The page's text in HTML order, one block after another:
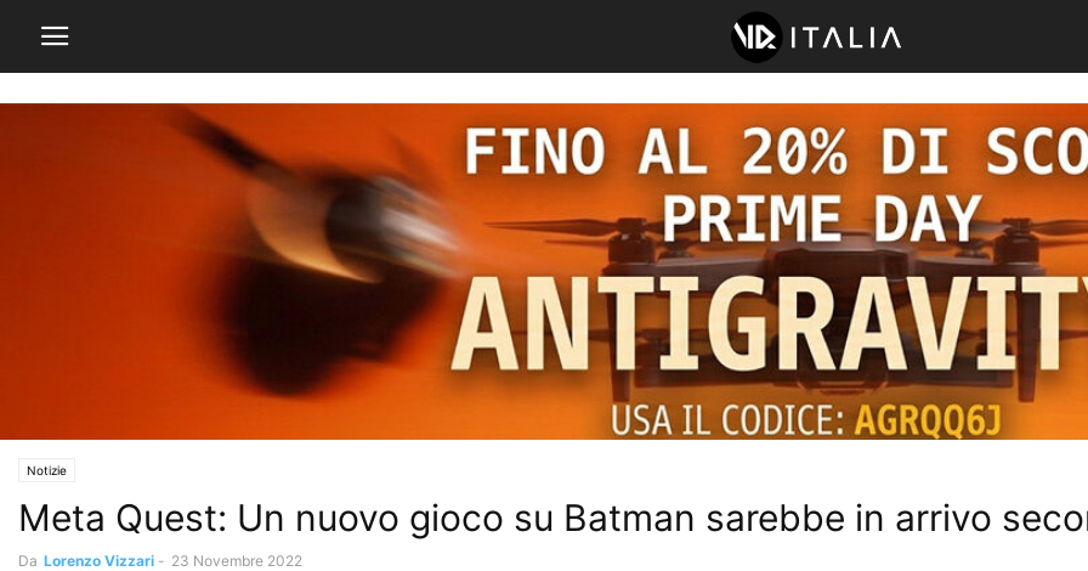
Notizie
Meta Quest: Un nuovo gioco su Batman sarebbe in arrivo
Da Lorenzo Vizzari - 23 Novembre 2022